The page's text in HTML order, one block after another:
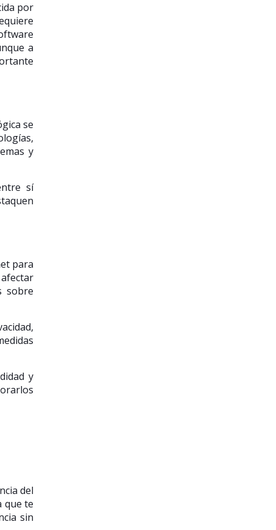
por
a
se
y
sí
para
sobre
y
del
que te
sin